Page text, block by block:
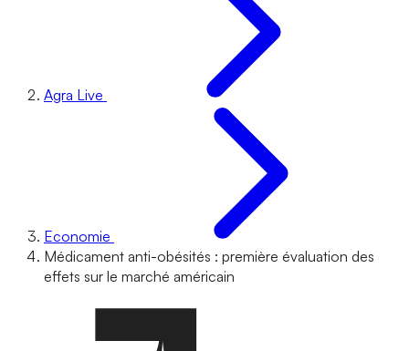
Agra Live
Economie
Médicament anti-obésités : première évaluation des
effets sur le marché américain